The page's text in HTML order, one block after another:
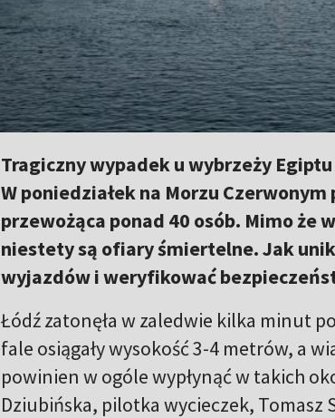
Tragiczny wypadek u wybrzeży
W poniedziałek na Morzu
przewożąca ponad 40 osób. Mimo że
niestety są ofiary śmiertelne. Jak
wyjazdów i weryfikować
Łódź zatonęła w zaledwie kilka minut
fale osiągały wysokość 3-4 metrów, a
powinien w ogóle wypłynąć w takich
Dziubińska, pilotka wycieczek, Tomasz